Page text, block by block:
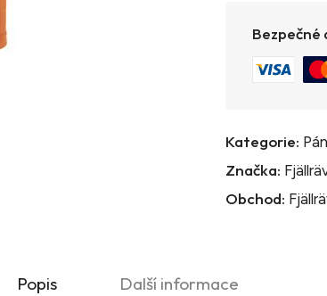
Bezpečné
Kategorie:
Značka:
Obchod:
Popis Další informace